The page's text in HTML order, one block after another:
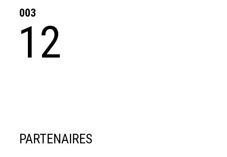
003
12
PARTENAIRES